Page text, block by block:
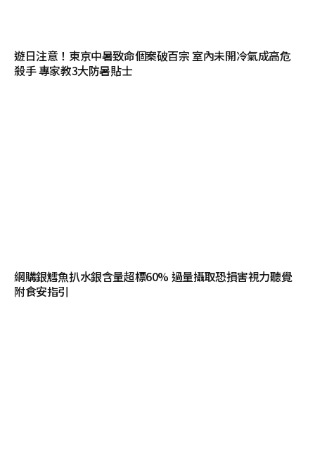
遊日注意！東京中暑致命個案破百宗 室內未開冷氣成高危
殺手 專家教3大防暑貼士
網購銀鱈魚扒水銀含量超標60% 過量攝取恐損害視力聽覺
附食安指引